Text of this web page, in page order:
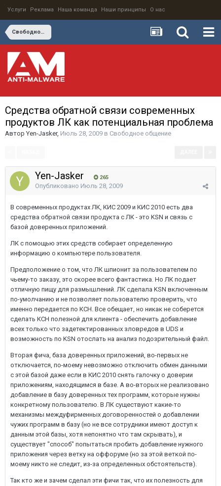
Услуги Реклама Наша команда Наши принципы О нас
Свободное общение
Средства обратной связи современных
продуктов ЛК как потенциальная проблема
Автор Yen-Jasker, Июль 28, 2009 в Свободное общение
Yen-Jasker 265
Опубликовано Июль 28, 2009
В современных продуктах ЛК, КИС 2009 и КИС 2010 есть два
средства обратной связи продукта с ЛК - это KSN и связь с
базой доверенных приложений.
ЛК с помощью этих средств собирает определенную
информацию о компьютере пользователя.
Предположение о том, что ЛК шпионит за пользователем по
чьему-то заказу, это скорее всего фантастика. Но ЛК подает
отличную пищу для размышлений. ЛК сделала KSN включенным
по-умолчанию и не позволяет пользователю проверить, что
именно передается по КСН. Все обещает, но никак не соберется
сделать КСН полезной для клиента - обеспечить добавление
всех только что задетектированных зловредов в UDS и
возможность по KSN отослать на анализ подозрительный файл.
Вторая фича, база доверенных приложений, во-первых не
отключается, по-моему невозможно отключить обмен данными
с этой базой даже если в КИС 2010 снять галочку о доверии
приложениям, находящимся в базе. А во-вторых не реализовано
добавление в базу доверенных тех программ, которые нужны
конкретному пользователю. В ЛК существуют какие-то
механизмы междуфирменных договоренностей о добавлении
чужих программ в базу (но не все сотрудники имеют доступ к
данным этой базы, хотя непонятно что там скрывать), и
существует "способ" попытаться пробить добавление нужного
приложения через ветку на оффоруме (но за этой веткой по-
моему никто не следит, из-за определенных обстоятельств).
Так кто же и зачем сделал эти фичи так, что их полезность для